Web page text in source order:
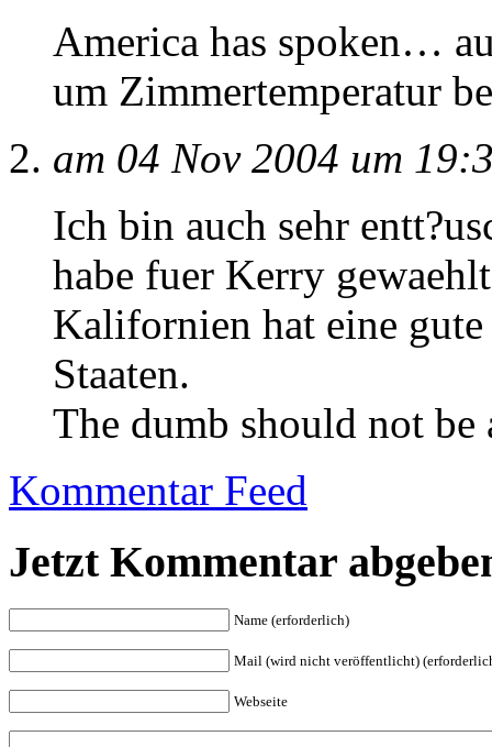
America has spoken…
um Zimmertemperatur
am 04 Nov 2004 um
Ich bin auch sehr
habe fuer Kerry
Kalifornien hat eine
Staaten.
The dumb should not
Kommentar Feed
Jetzt Kommentar
Name (erforderlich)
Mail (wird nicht veröffentlicht)
Webseite